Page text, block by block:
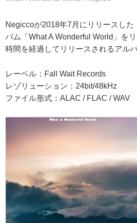
Negiccoが2018年7月にリリースし
バム「What A Wonderful World」を
時間を経過してリリースされるアルバ
レーベル：Fall Wait Records
レゾリューション：24bit/48kHz
ファイル形式：ALAC / FLAC / WAV